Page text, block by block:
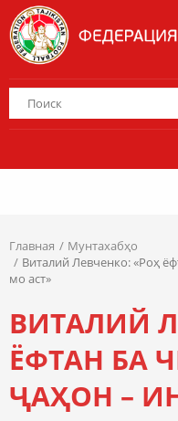
Главная
Мунтахабҳо
Виталий Левченко: «Роҳ
мо аст»
ВИТАЛИЙ
ЁФТАН БА
ҶАҲОН –